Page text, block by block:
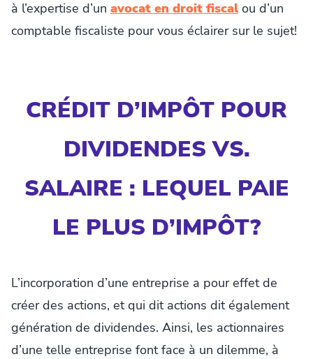
à l’expertise d’un avocat en droit fiscal ou d’un
comptable fiscaliste pour vous éclairer sur le sujet!
CRÉDIT D’IMPÔT POUR
DIVIDENDES VS.
SALAIRE : LEQUEL PAIE
LE PLUS D’IMPÔT?
L’incorporation d’une entreprise a pour effet de
créer des actions, et qui dit actions dit également
génération de dividendes. Ainsi, les actionnaires
d’une telle entreprise font face à un dilemme, à